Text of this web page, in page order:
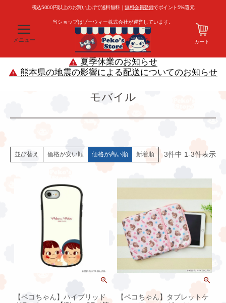
税込5000円以上のお買い上げで送料無料｜無料会員登録でポイント5%還元
メニュー
当ショップはゾーウィー株式会社が運営しています。
カート
夏季休業のお知らせ
熊本県の地震の影響による配送についてのお知らせ
モバイル
並び替え 価格が安い順 価格が高い順 新着順 3件中 1-3件表示
【ペコちゃん】ハイブリッド
【ペコちゃん】タブレットケ